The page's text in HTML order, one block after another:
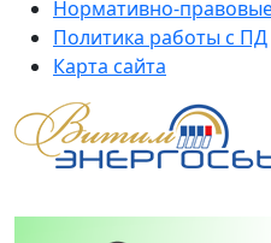
Нормативно-
Политика работы с ПД
Карта сайта